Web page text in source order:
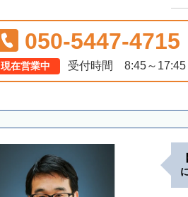
050-5447-4715
現在営業中 受付時間 8:45～17:45